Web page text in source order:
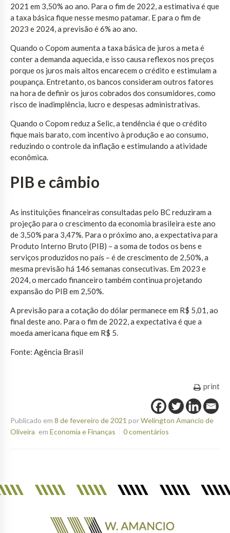
2021 em 3,50% ao ano. Para o fim de 2022, a estimativa é que
a taxa básica fique nesse mesmo patamar. E para o fim de
2023 e 2024, a previsão é 6% ao ano.
Quando o Copom aumenta a taxa básica de juros a meta é
conter a demanda aquecida, e isso causa reflexos nos preços
porque os juros mais altos encarecem o crédito e estimulam a
poupança. Entretanto, os bancos consideram outros fatores
na hora de definir os juros cobrados dos consumidores, como
risco de inadimplência, lucro e despesas administrativas.
Quando o Copom reduz a Selic, a tendência é que o crédito
fique mais barato, com incentivo à produção e ao consumo,
reduzindo o controle da inflação e estimulando a atividade
econômica.
PIB e câmbio
As instituições financeiras consultadas pelo BC reduziram a
projeção para o crescimento da economia brasileira este ano
de 3,50% para 3,47%. Para o próximo ano, a expectativa para
Produto Interno Bruto (PIB) – a soma de todos os bens e
serviços produzidos no país – é de crescimento de 2,50%, a
mesma previsão há 146 semanas consecutivas. Em 2023 e
2024, o mercado financeiro também continua projetando
expansão do PIB em 2,50%.
A previsão para a cotação do dólar permanece em R$ 5,01, ao
final deste ano. Para o fim de 2022, a expectativa é que a
moeda americana fique em R$ 5.
Fonte: Agência Brasil
print
Publicado em 8 de fevereiro de 2021 porWelington Amancio de
Oliveira em Economia e Finanças 0 comentários